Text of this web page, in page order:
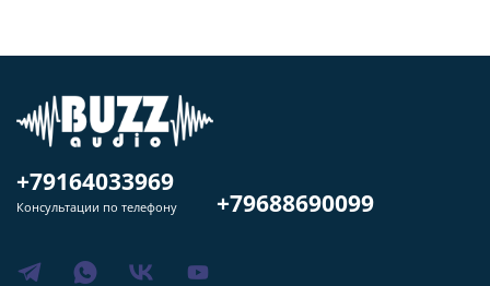
+79164033969
Консультации по телефону +79688690099